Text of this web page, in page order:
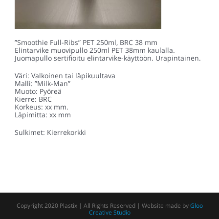
”Smoothie Full-Ribs” PET 250ml, BRC 38 mm
Elintarvike muovipullo 250ml PET 38mm kaulalla.
Juomapullo sertifioitu elintarvike-käyttöön. Urapintainen.
Väri: Valkoinen tai läpikuultava
Malli: ”Milk-Man”
Muoto: Pyöreä
Kierre: BRC
Korkeus: xx mm.
Läpimitta: xx mm
Sulkimet: Kierrekorkki
Copyright 2020 Plastix | All Rights Reserved | Website made byGloo
Creative Studio